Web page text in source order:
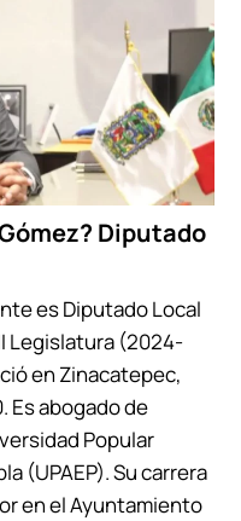
Diputado
es Diputado Local
Legislatura (2024-
en Zinacatepec,
Es abogado de
Popular
(UPAEP). Su carrera
en el Ayuntamiento